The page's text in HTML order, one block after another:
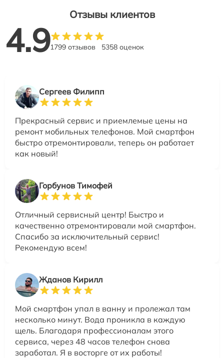
Отзывы клиентов
4.91799 отзывов 5358 оценок
Сергеев Филипп
Прекрасный сервис и приемлемые цены на
ремонт мобильных телефонов. Мой смартфон
быстро отремонтировали, теперь он работает
как новый!
Горбунов Тимофей
Отличный сервисный центр! Быстро и
качественно отремонтировали мой смартфон.
Спасибо за исключительный сервис!
Рекомендую всем!
Жданов Кирилл
Мой смартфон упал в ванну и пролежал там
несколько минут. Вода проникла в каждую
щель. Благодаря профессионалам этого
сервиса, через 48 часов телефон снова
заработал. Я в восторге от их работы!